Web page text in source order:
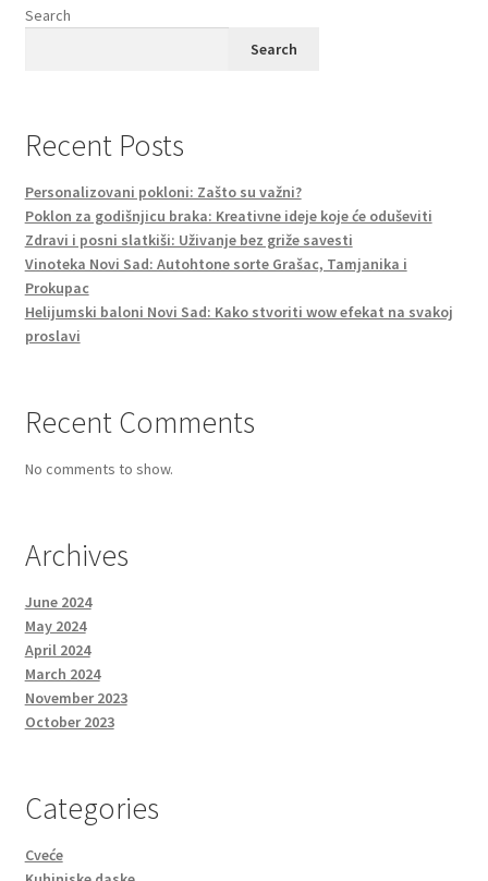
Search
Search
Recent Posts
Personalizovani pokloni: Zašto su važni?
Poklon za godišnjicu braka: Kreativne ideje koje će oduševiti
Zdravi i posni slatkiši: Uživanje bez griže savesti
Vinoteka Novi Sad: Autohtone sorte Grašac, Tamjanika i
Prokupac
Helijumski baloni Novi Sad: Kako stvoriti wow efekat na svakoj
proslavi
Recent Comments
No comments to show.
Archives
June 2024
May 2024
April 2024
March 2024
November 2023
October 2023
Categories
Cveće